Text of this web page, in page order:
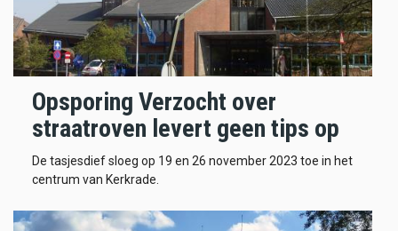
Opsporing Verzocht over
straatroven levert geen tips op
De tasjesdief sloeg op 19 en 26 november 2023 toe in het
centrum van Kerkrade.